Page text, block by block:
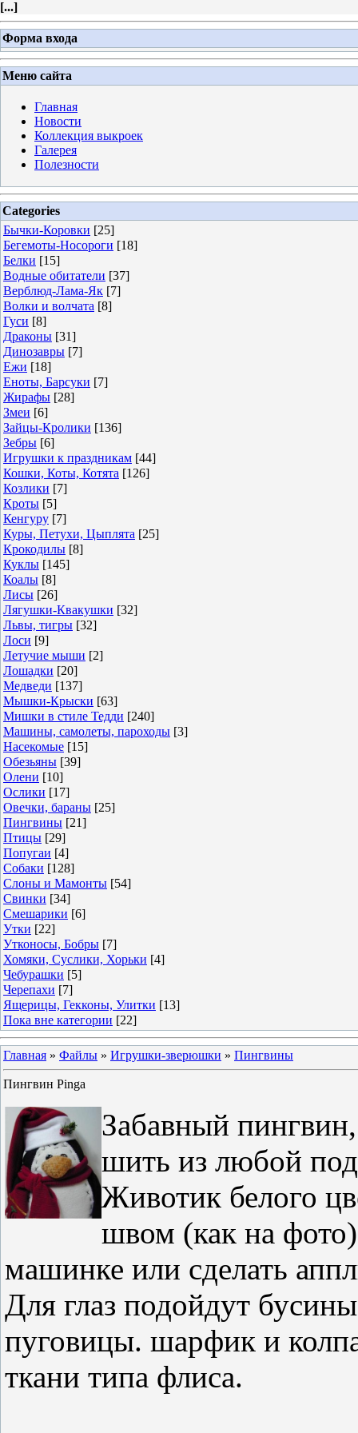
[...]
Форма входа
Меню сайта
Главная
Новости
Коллекция выкроек
Галерея
Полезности
Categories
Бычки-Коровки [25]
Бегемоты-Носороги [18]
Белки [15]
Водные обитатели [37]
Верблюд-Лама-Як [7]
Волки и волчата [8]
Гуси [8]
Драконы [31]
Динозавры [7]
Ежи [18]
Еноты, Барсуки [7]
Жирафы [28]
Змеи [6]
Зайцы-Кролики [136]
Зебры [6]
Игрушки к праздникам [44]
Кошки, Коты, Котята [126]
Козлики [7]
Кроты [5]
Кенгуру [7]
Куры, Петухи, Цыплята [25]
Крокодилы [8]
Куклы [145]
Коалы [8]
Лисы [26]
Лягушки-Квакушки [32]
Львы, тигры [32]
Лоси [9]
Летучие мыши [2]
Лошадки [20]
Медведи [137]
Мышки-Крыски [63]
Мишки в стиле Тедди [240]
Машины, самолеты, пароходы [3]
Насекомые [15]
Обезьяны [39]
Олени [10]
Ослики [17]
Овечки, бараны [25]
Пингвины [21]
Птицы [29]
Попугаи [4]
Собаки [128]
Слоны и Мамонты [54]
Свинки [34]
Смешарики [6]
Утки [22]
Утконосы, Бобры [7]
Хомяки, Суслики, Хорьки [4]
Чебурашки [5]
Черепахи [7]
Ящерицы, Гекконы, Улитки [13]
Пока вне категории [22]
Главная » Файлы » Игрушки-зверюшки » Пингвины
Пингвин Pinga
Забавный
шить из любой
Животик белого
швом (как на
машинке или сделать
Для глаз подойдут
пуговицы. шарфик и
ткани типа флиса.